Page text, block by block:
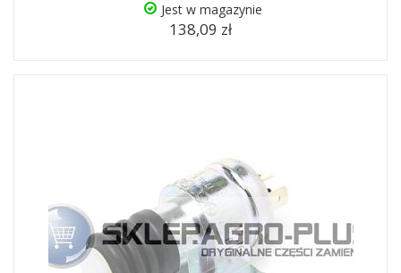
Jest w magazynie
138,09 zł